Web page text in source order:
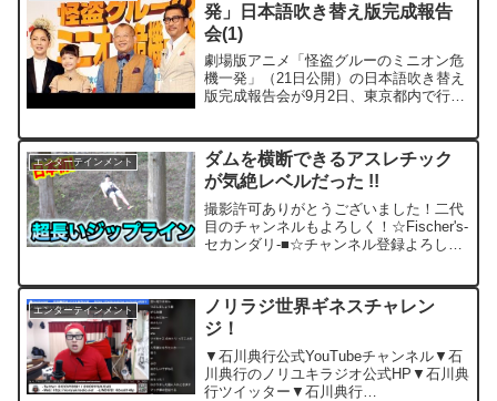
発」日本語吹き替え版完成報告
会(1)
劇場版アニメ「怪盗グルーのミニオン危
機一発」（21日公開）の日本語吹き替え
版完成報告会が9月2日、東京都内で行わ
ん、中井貴一さんが登場した。「怪盗グ
ルーのミニオン危機一...
エンターテインメント
ダムを横断できるアスレチック
が気絶レベルだった !!
撮影許可ありがとうございました！二代
目のチャンネルもよろしく！☆Fischer's-
セカンダリ-■☆チャンネル登録よろしく
ー、シルクロードのツイッター■↓フィッ
シャーズ...
エンターテインメント
ノリラジ世界ギネスチャレン
ジ！
▼石川典行公式YouTubeチャンネル▼石
川典行のノリユキラジオ公式HP▼石川典
行ツイッター▼石川典行